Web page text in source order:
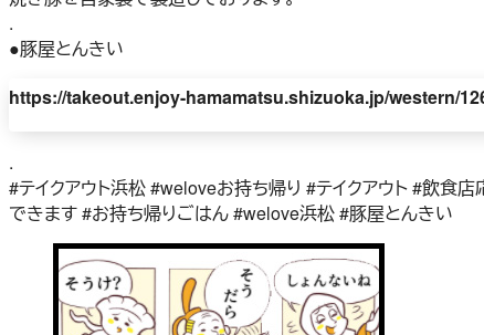
.
●豚屋とんきい
https://takeout.enjoy-hamamatsu.shizuoka.jp/western/
.
#テイクアウト浜松 #weloveお持ち帰り #テイクアウト #飲食
できます #お持ち帰りごはん #welove浜松 #豚屋とんきい